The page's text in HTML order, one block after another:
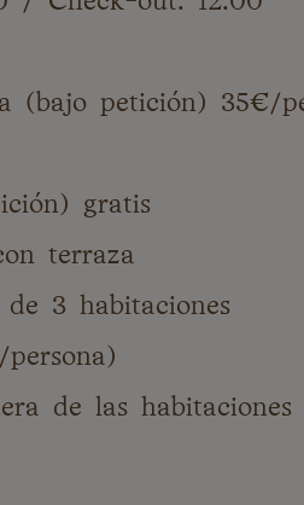
(bajo petición) 35€/
gratis
terraza
3 habitaciones
de las habitaciones